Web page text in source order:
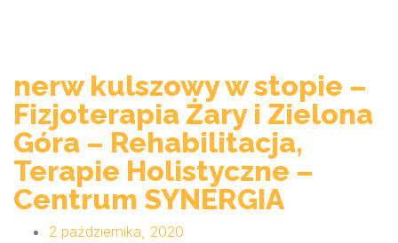
nerw kulszowy w stopie –
Fizjoterapia Żary i Zielona
Góra – Rehabilitacja,
Terapie Holistyczne –
Centrum SYNERGIA
2 października, 2020